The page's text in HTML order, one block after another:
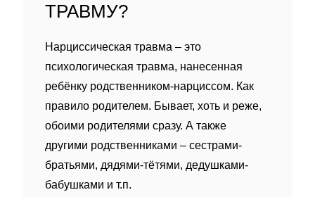
ТРАВМУ?
Нарциссическая травма – это
психологическая травма, нанесенная
ребëнку родственником-нарциссом. Как
правило родителем. Бывает, хоть и реже,
обоими родителями сразу. А также
другими родственниками – сестрами-
братьями, дядями-тëтями, дедушками-
бабушками и т.п.